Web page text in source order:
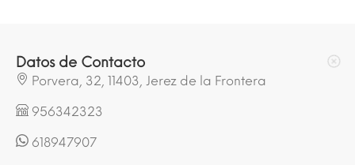
Datos de Contacto
Porvera, 32, 11403, Jerez de la Frontera
956342323
618947907